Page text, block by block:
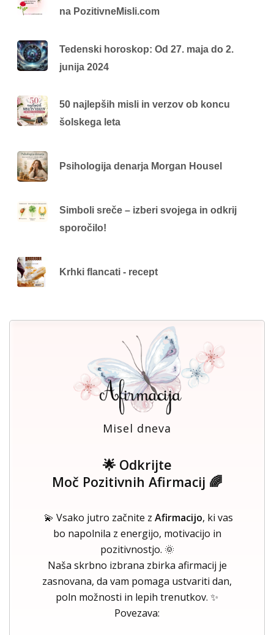
na PozitivneMisli.com
Tedenski horoskop: Od 27. maja do 2.
junija 2024
50 najlepših misli in verzov ob koncu
šolskega leta
Psihologija denarja Morgan Housel
Simboli sreče – izberi svojega in odkrij
sporočilo!
Krhki flancati - recept
Misel dneva
🌟 Odkrijte
Moč Pozitivnih Afirmacij 🌈
💫 Vsako jutro začnite z Afirmacijo, ki vas
bo napolnila z energijo, motivacijo in
pozitivnostjo. 🌞
Naša skrbno izbrana zbirka afirmacij je
zasnovana, da vam pomaga ustvariti dan,
poln možnosti in lepih trenutkov. ✨
Povezava: